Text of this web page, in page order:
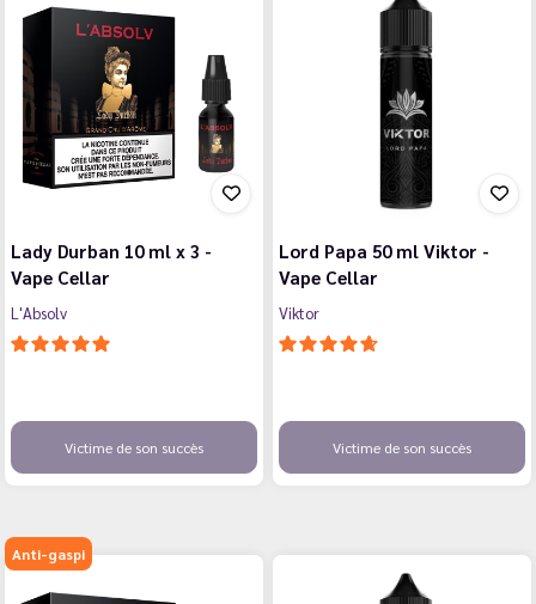
Lady Durban 10 ml x 3 -
Vape Cellar
L'Absolv
Victime de son succès
Lord Papa 50 ml Viktor -
Vape Cellar
Viktor
Victime de son succès
Anti-gaspi